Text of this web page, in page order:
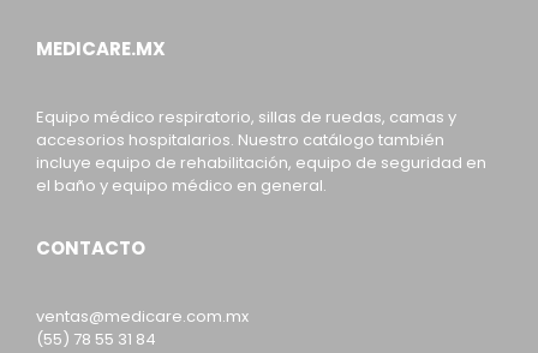
MEDICARE.MX
Equipo médico respiratorio, sillas de ruedas, camas y
accesorios hospitalarios. Nuestro catálogo también
incluye equipo de rehabilitación, equipo de seguridad en
el baño y equipo médico en general.
CONTACTO
ventas@medicare.com.mx
(55) 78 55 31 84